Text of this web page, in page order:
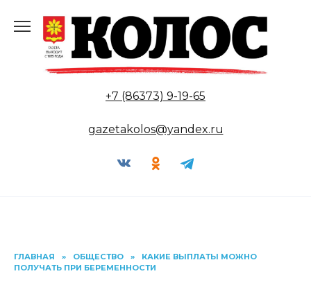
содержанию
+7 (86373) 9-19-65
gazetakolos@yandex.ru
ГЛАВНАЯ » ОБЩЕСТВО »
КАКИЕ ВЫПЛАТЫ МОЖНО
ПОЛУЧАТЬ ПРИ БЕРЕМЕННОСТИ